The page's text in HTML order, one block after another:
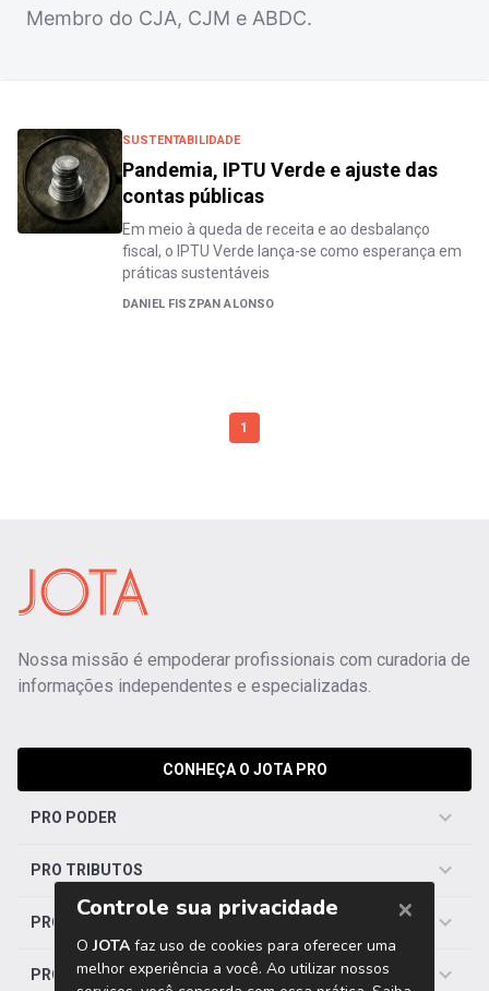
Membro do CJA, CJM e ABDC.
SUSTENTABILIDADE
Pandemia, IPTU Verde e ajuste das
contas públicas
Em meio à queda de receita e ao desbalanço
fiscal, o IPTU Verde lança-se como esperança em
práticas sustentáveis
DANIEL FISZPAN ALONSO
1
Nossa missão é empoderar profissionais com curadoria de
informações independentes e especializadas.
CONHEÇA O JOTA PRO
PRO PODER
PRO TRIBUTOS
PRO TRABALHISTA
PRO SAÚDE